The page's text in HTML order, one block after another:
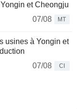
et Cheongju
07/08
MT
usines à Yongin et
07/08
CI